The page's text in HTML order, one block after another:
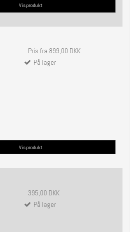
Vis produkt
Pris fra 899,00 DKK
På lager
Vis produkt
395,00 DKK
På lager